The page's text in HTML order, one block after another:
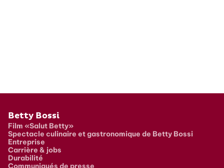
Pied de page
Betty Bossi
Film «Salut Betty»
Spectacle culinaire et gastronomique de Betty Bossi
Entreprise
Carrière & jobs
Durabilité
Communiqués de presse